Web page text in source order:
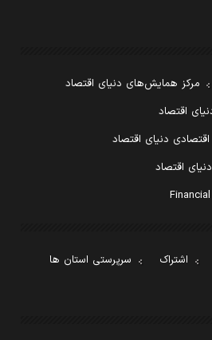
مرکز همایش‌های دنیای اقتصاد
اقتصاد
دنیای اقتصاد
اقتصاد
اشتراک
سرپرستی استان ها